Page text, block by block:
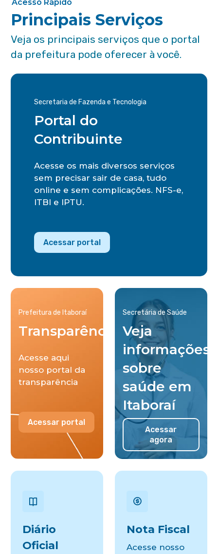
Acesso Rápido
Principais Serviços
Veja os principais serviços que o portal
da prefeitura pode oferecer à você.
Secretaria de Fazenda e Tecnologia
Portal do
Contribuinte
Acesse os mais diversos serviços
sem precisar sair de casa, tudo
online e sem complicações. NFS-e,
ITBI e IPTU.
Acessar portal
Prefeitura de Itaboraí
Transparência
Acesse aqui
nosso portal da
transparência
Acessar portal
Secretária de Saúde
Veja
informações
sobre
saúde em
Itaboraí
Acessar
agora
Diário
Oficial
Nota Fiscal
Acesse nosso